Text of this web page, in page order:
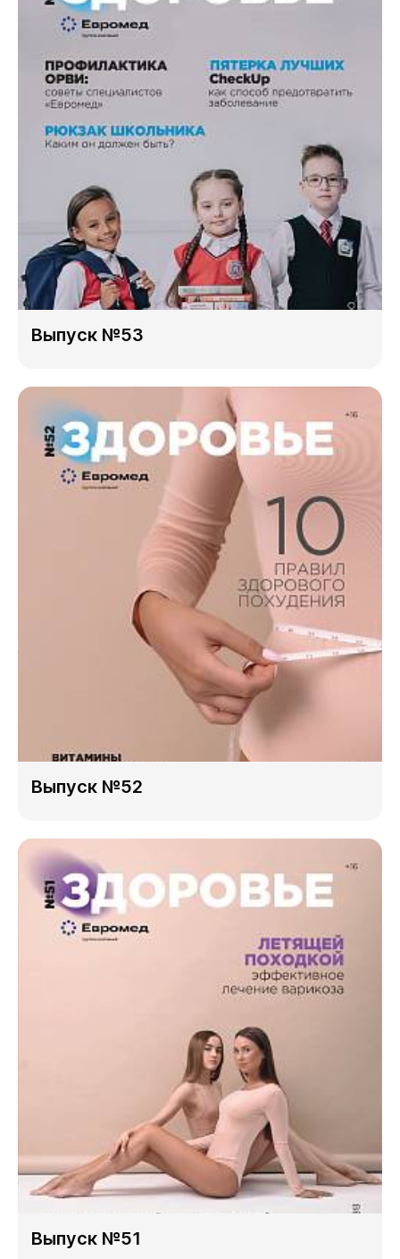
Выпуск №53
Выпуск №52
Выпуск №51